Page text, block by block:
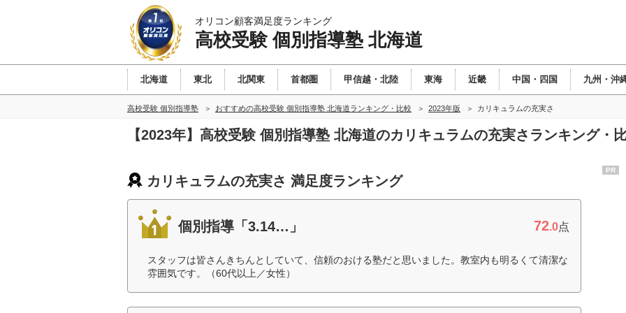
オリコン顧客満足度ランキング
高校受験 個別指導塾 北海道
北海道 東北 北関東 首都圏 甲信越・北陸 東海 近畿 中国・四国 九州・沖
高校受験 個別指導塾 おすすめの高校受験 個別指導塾 北海道ランキング・比較 2023年版 カリキュラムの充実さ
【2023年】高校受験 個別指導塾 北海道のカリキュラムの充実さランキング・
カリキュラムの充実さ 満足度ランキング
個別指導「3.14…」 72.0点
スタッフは皆さんきちんとしていて、信頼のおける塾だと思いました。教室内も明るくて清潔な
雰囲気です。（60代以上／女性）
PR